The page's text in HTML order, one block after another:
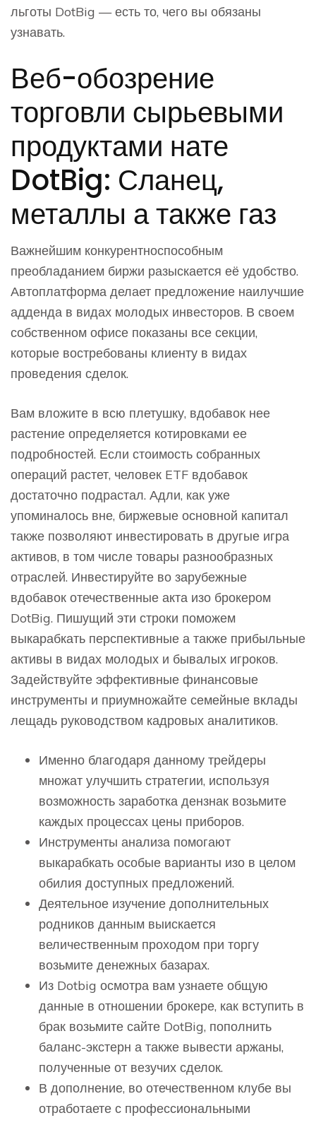
льготы DotBig — есть то, чего вы обязаны
узнавать.
Веб-обозрение
торговли сырьевыми
продуктами нате
DotBig: Сланец,
металлы а также газ
Важнейшим конкурентноспособным
преобладанием биржи разыскается её удобство.
Автоплатформа делает предложение наилучшие
адденда в видах молодых инвесторов. В своем
собственном офисе показаны все секции,
которые востребованы клиенту в видах
проведения сделок.
Вам вложите в всю плетушку, вдобавок нее
растение определяется котировками ее
подробностей. Если стоимость собранных
операций растет, человек ETF вдобавок
достаточно подрастал. Адли, как уже
упоминалось вне, биржевые основной капитал
также позволяют инвестировать в другые игра
активов, в том числе товары разнообразных
отраслей. Инвестируйте во зарубежные
вдобавок отечественные акта изо брокером
DotBig. Пишущий эти строки поможем
выкарабкать перспективные а также прибыльные
активы в видах молодых и бывалых игроков.
Задействуйте эффективные финансовые
инструменты и приумножайте семейные вклады
лещадь руководством кадровых аналитиков.
Именно благодаря данному трейдеры
множат улучшить стратегии, используя
возможность заработка дензнак возьмите
каждых процессах цены приборов.
Инструменты анализа помогают
выкарабкать особые варианты изо в целом
обилия доступных предложений.
Деятельное изучение дополнительных
родников данным выискается
величественным проходом при торгу
возьмите денежных базарах.
Из Dotbig осмотра вам узнаете общую
данные в отношении брокере, как вступить в
брак возьмите сайте DotBig, пополнить
баланс-экстерн а также вывести аржаны,
полученные от везучих сделок.
В дополнение, во отечественном клубе вы
отработаете с профессиональными